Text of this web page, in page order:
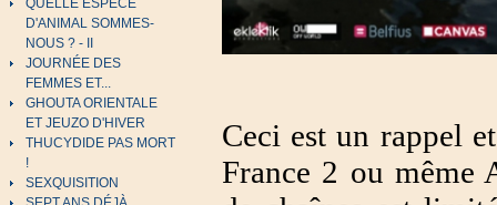
QUELLE ESPÈCE
D'ANIMAL SOMMES-
NOUS ? - II
JOURNÉE DES
FEMMES ET...
GHOUTA ORIENTALE
ET JEUZO D'HIVER
THUCYDIDE PAS MORT
!
SEXQUISITION
Ceci est un rappel
France 2 ou même